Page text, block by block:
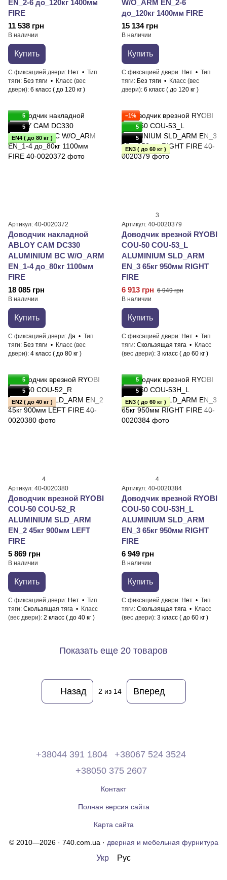
EN_2-6 до_120кг 1400мм
FIRE
11 538 грн
В наличии
Купить
С фиксацией двери Нет
Тип
тяги
Без тяги
Класс (вес
двери) 6 класс ( до 120 кг )
W/O_ARM EN_2-6
до_120кг 1400мм FIRE
15 134 грн
В наличии
Купить
С фиксацией двери Нет
Тип
тяги
Без тяги
Класс (вес
двери) 6 класс ( до 120 кг )
5
5
EN4 ( до 80 кг )
Артикул: 40-0020372
Доводчик накладной
ABLOY CAM DC330
ALUMINIUM BC W/O_ARM
EN_1-4 до_80кг 1100мм
FIRE
18 085 грн
В наличии
Купить
С фиксацией двери Да
Тип
тяги
Без тяги
Класс (вес
двери) 4 класс ( до 80 кг )
−1%
5
5
EN3 ( до 60 кг )
3
Артикул: 40-0020379
Доводчик врезной RYOBI
COU-50 COU-53_L
ALUMINIUM SLD_ARM
EN_3 65кг 950мм RIGHT
FIRE
6 913 грн 6 949 грн
В наличии
Купить
С фиксацией двери Нет
Тип
тяги Скользящая тяга
Класс
(вес двери) 3 класс ( до 60 кг )
5
5
EN2 ( до 40 кг )
4
Артикул: 40-0020380
Доводчик врезной RYOBI
COU-50 COU-52_R
ALUMINIUM SLD_ARM
EN_2 45кг 900мм LEFT
FIRE
5 869 грн
В наличии
Купить
С фиксацией двери Нет
Тип
тяги Скользящая тяга
Класс
(вес двери) 2 класс ( до 40 кг )
5
5
EN3 ( до 60 кг )
4
Артикул: 40-0020384
Доводчик врезной RYOBI
COU-50 COU-53H_L
ALUMINIUM SLD_ARM
EN_3 65кг 950мм RIGHT
FIRE
6 949 грн
В наличии
Купить
С фиксацией двери Нет
Тип
тяги Скользящая тяга
Класс
(вес двери) 3 класс ( до 60 кг )
Показать еще 20 товаров
Назад 2 из 14 Вперед
+38044 391 1804
+38067 524 3524
+38050 375 2607
Контакт
Полная версия сайта
Карта сайта
© 2010—2026 · 740.com.ua · дверная и мебельная фурнитура
Укр Рус